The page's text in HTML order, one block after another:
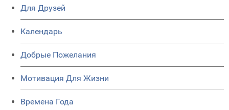
Для Друзей
Календарь
Добрые Пожелания
Мотивация Для Жизни
Времена Года